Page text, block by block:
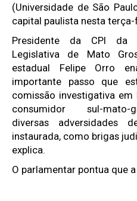
(Universidade de São
capital paulista nesta terça-
Presidente da CPI da
Legislativa de Mato
estadual Felipe Orro
importante passo que
comissão investigativa
consumidor sul-mato-
diversas adversidades
instaurada, como brigas
explica.
O parlamentar pontua que